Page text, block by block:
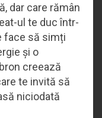
dar care rămân
ul te duc într-
face să simți
și o
creează
te invită să
niciodată